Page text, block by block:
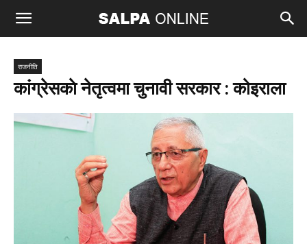
राजनीति
कांग्रेसकाे नेतृत्वमा चुनावी सरकार : कोइराला